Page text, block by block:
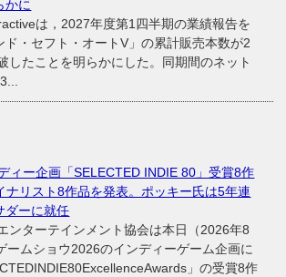
かに
は，2027年度第1四半期の業績報告を
ド・セフト・オートV」の累計販売本数が2
したことを明らかにした。同期間のネット
ィー企画「SELECTED INDIE 80」受賞8作
ナリスト8作品を発表。ポッキー氏は5年連
ダーに就任
ターテインメント協会は本日（2026年8
ームショウ2026のインディーゲーム企画に
」の受賞8作